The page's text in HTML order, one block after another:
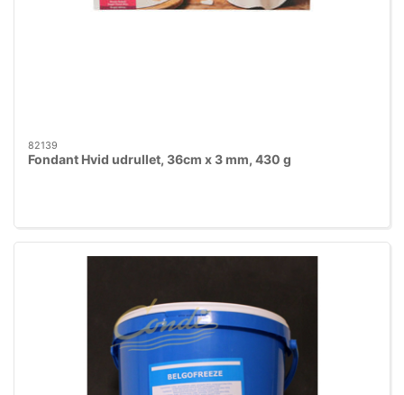
82139
Fondant Hvid udrullet, 36cm x 3 mm, 430 g